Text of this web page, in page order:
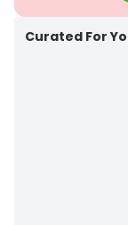
Curated For